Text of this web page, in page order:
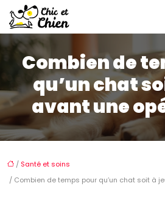
Combien de
qu’un chat
avant une
/ Santé et soins
/ Combien de temps pour qu’un chat soit à